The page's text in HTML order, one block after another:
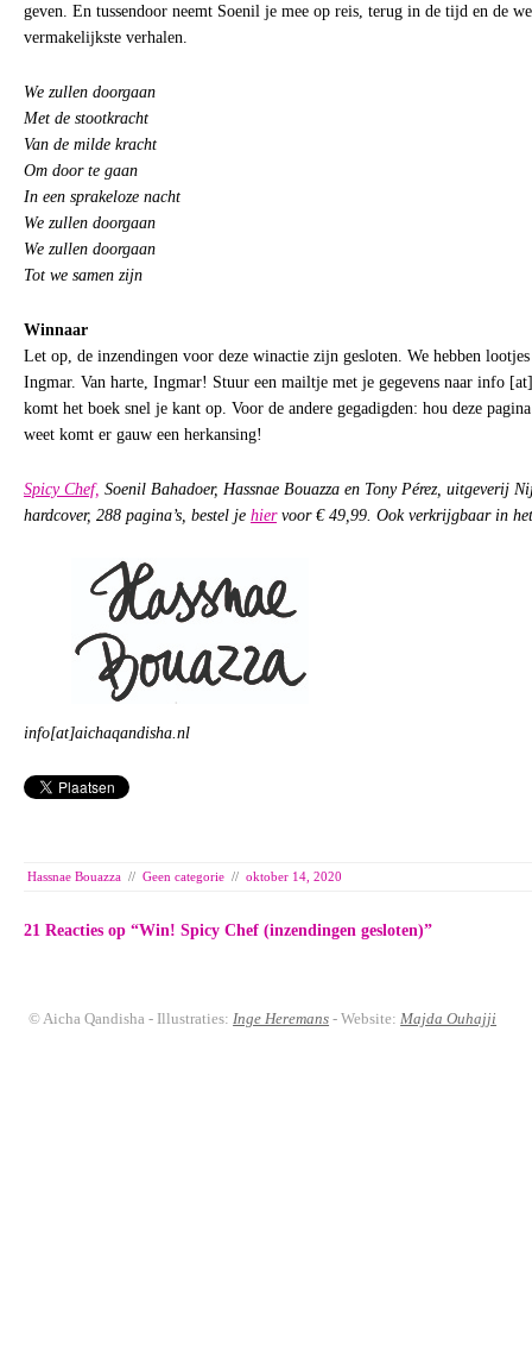
geven. En tussendoor neemt Soenil je mee op reis, terug in de tijd en de
vermakelijkste verhalen.
We zullen doorgaan
Met de stootkracht
Van de milde kracht
Om door te gaan
In een sprakeloze nacht
We zullen doorgaan
We zullen doorgaan
Tot we samen zijn
Winnaar
Let op, de inzendingen voor deze winactie zijn gesloten. We hebben
Ingmar. Van harte, Ingmar! Stuur een mailtje met je gegevens naar info
komt het boek snel je kant op. Voor de andere gegadigden: hou deze
weet komt er gauw een herkansing!
Spicy Chef, Soenil Bahadoer, Hassnae Bouazza en Tony Pérez, uitgeverij
hardcover, 288 pagina’s, bestel je hiervoor € 49,99. Ook verkrijgbaar in
info[at]aichaqandisha.nl
Hassnae Bouazza // Geen categorie // oktober 14, 2020
21 Reacties op “Win! Spicy Chef (inzendingen gesloten)”
© Aicha Qandisha - Illustraties: Inge Heremans - Website: Majda Ouhajji